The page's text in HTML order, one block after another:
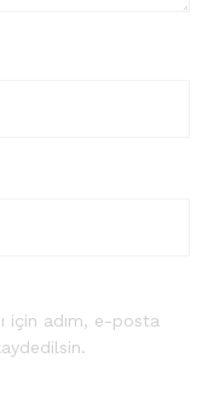
için adım, e-posta